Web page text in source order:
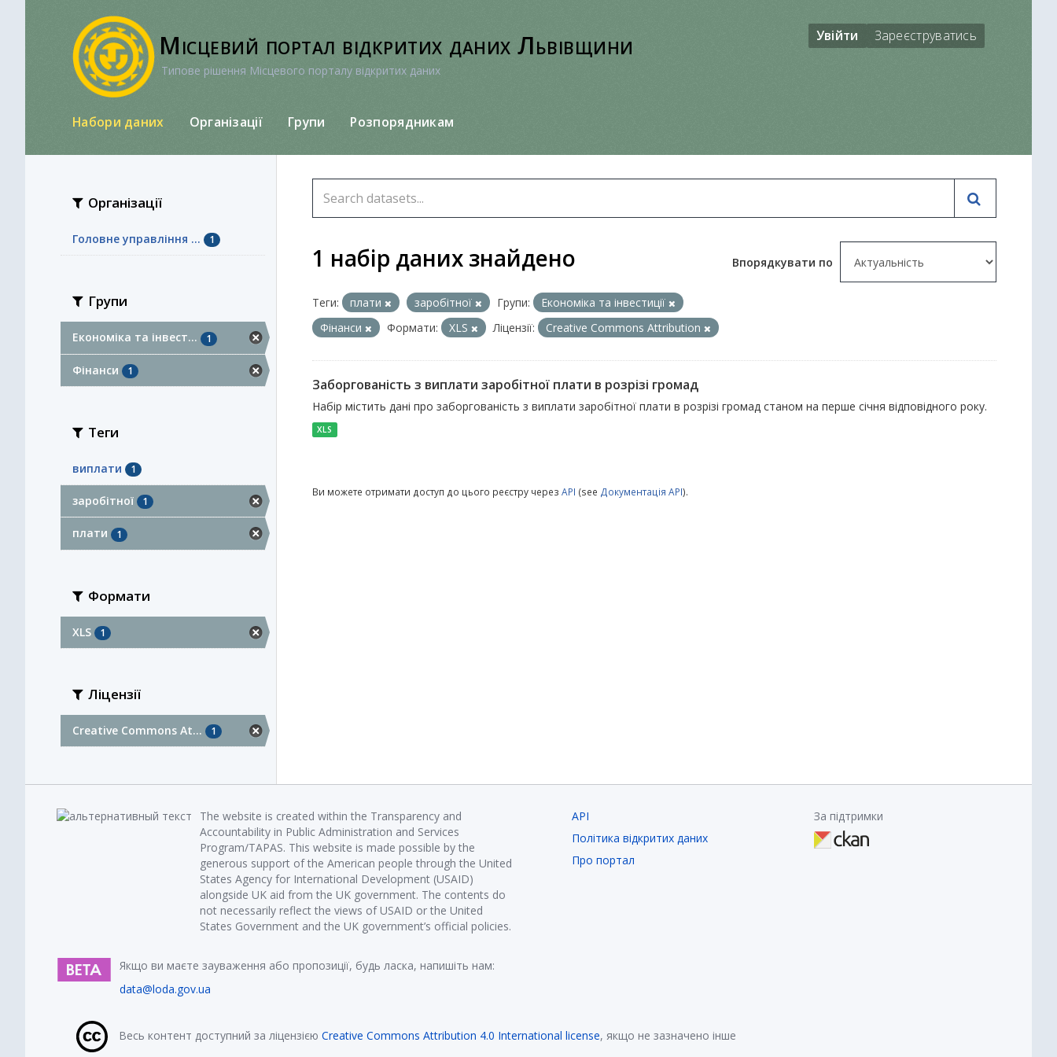
Місцевий портал відкритих даних Львівщини
Типове рішення Місцевого порталу відкритих даних
Увійти Зареєструватись
Набори даних Організації Групи Розпорядникам
Організації
Головне управління ... 1
Групи
Економіка та інвест... 1
Фінанси 1
Теги
виплати 1
заробітної 1
плати 1
Формати
XLS 1
Ліцензії
Creative Commons At... 1
Впорядкувати по
1 набір даних знайдено
Теги: плати заробітної Групи:
Економіка та інвестиції
Фінанси
Формати: XLS Ліцензії: Creative Commons Attribution
Заборгованість з виплати заробітної плати в розрізі громад
Набір містить дані про заборгованість з виплати заробітної плати в розрізі громад станом на перше січня відповідного року.
XLS
Ви можете отримати доступ до цього реєстру через API (see Документація API).
The website is created within the Transparency and
Accountability in Public Administration and Services
Program/TAPAS. This website is made possible by the
generous support of the American people through the United
States Agency for International Development (USAID)
alongside UK aid from the UK government. The contents do
not necessarily reflect the views of USAID or the United
States Government and the UK government’s official policies.
Якщо ви маєте зауваження або пропозиції, будь ласка, напишіть нам:
data@loda.gov.ua
API
Політика відкритих даних
Про портал
За підтримки
Весь контент доступний за ліцензією Creative Commons Attribution 4.0 International license, якщо не зазначено інше